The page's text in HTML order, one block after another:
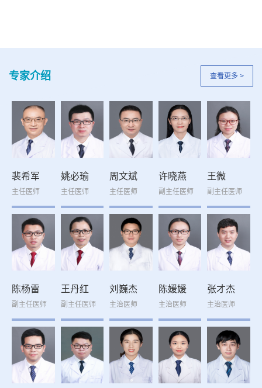
查看更多 >
专家介绍
裴希军
主任医师
姚必瑜
主任医师
周文斌
主任医师
许晓燕
副主任医师
王微
副主任医师
陈杨雷
副主任医师
王丹红
副主任医师
刘巍杰
主治医师
陈媛媛
主治医师
张才杰
主治医师